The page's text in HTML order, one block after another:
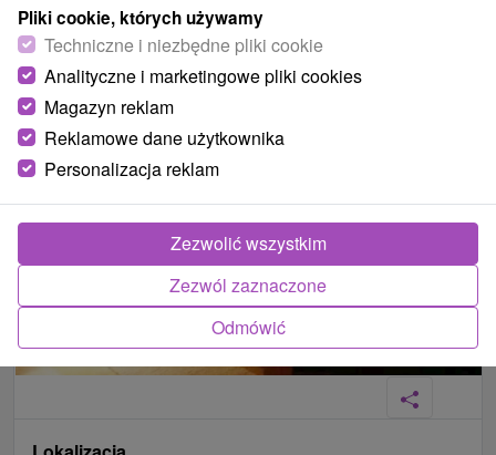
Pliki cookie, których używamy
Techniczne i niezbędne pliki cookie
Analityczne i marketingowe pliki cookies
Magazyn reklam
Reklamowe dane użytkownika
Personalizacja reklam
Odmówić
Zezwól zaznaczone
Zezwolić wszystkim